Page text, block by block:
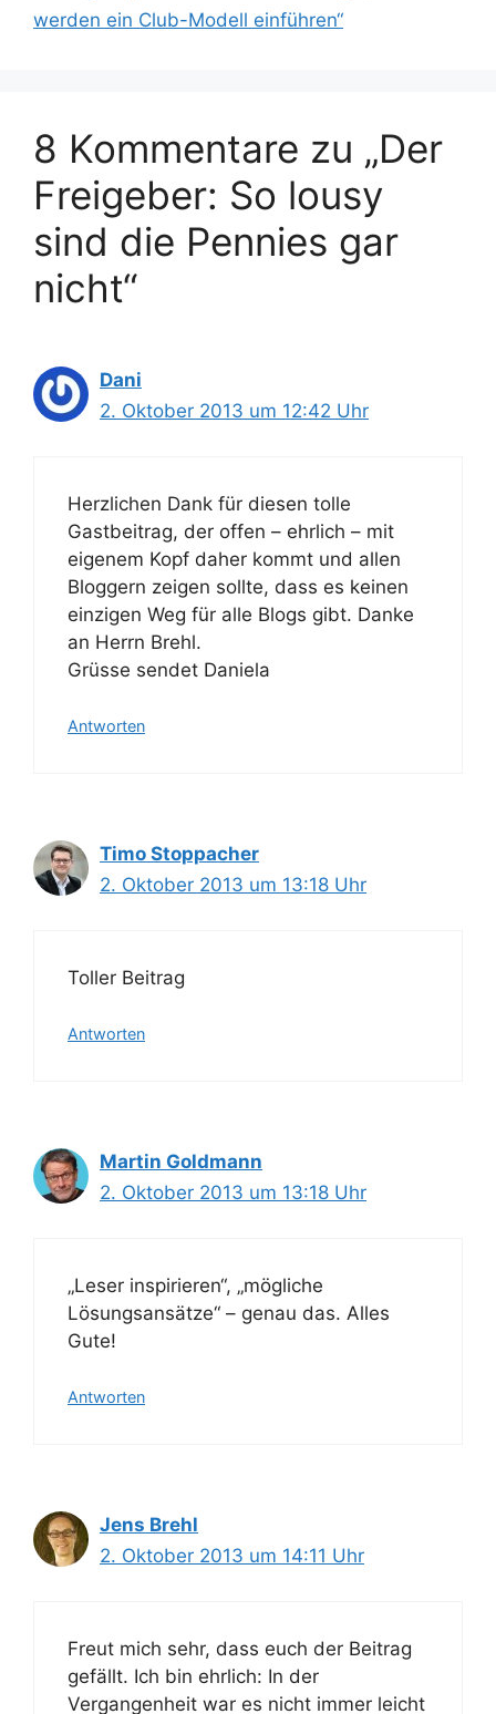
werden ein Club-Modell einführen“
8 Kommentare zu „Der
Freigeber: So lousy
sind die Pennies gar
nicht“
Dani
2. Oktober 2013 um 12:42 Uhr
Herzlichen Dank für diesen tolle
Gastbeitrag, der offen – ehrlich – mit
eigenem Kopf daher kommt und allen
Bloggern zeigen sollte, dass es keinen
einzigen Weg für alle Blogs gibt. Danke
an Herrn Brehl.
Grüsse sendet Daniela
Antworten
Timo Stoppacher
2. Oktober 2013 um 13:18 Uhr
Toller Beitrag
Antworten
Martin Goldmann
2. Oktober 2013 um 13:18 Uhr
„Leser inspirieren“, „mögliche
Lösungsansätze“ – genau das. Alles
Gute!
Antworten
Jens Brehl
2. Oktober 2013 um 14:11 Uhr
Freut mich sehr, dass euch der Beitrag
gefällt. Ich bin ehrlich: In der
Vergangenheit war es nicht immer leicht